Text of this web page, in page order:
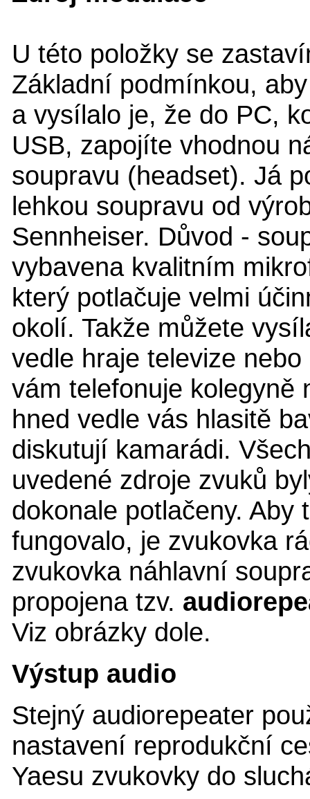
U této položky se
Základní podmínkou,
a vysílalo je, že do PC,
USB, zapojíte vhodnou
soupravu (headset). Já
lehkou soupravu od
Sennheiser. Důvod -
vybavena kvalitním
který potlačuje velmi
okolí. Takže můžete
vedle hraje televize nebo
vám telefonuje kolegyně
hned vedle vás hlasitě
diskutují kamarádi.
uvedené zdroje zvuků
dokonale potlačeny. Aby
fungovalo, je zvukovka
zvukovka náhlavní
propojena tzv.
Viz obrázky dole.
Výstup audio
Stejný audiorepeater
nastavení reprodukční
Yaesu zvukovky do